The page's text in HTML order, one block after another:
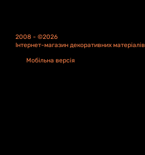
2008 - ©2026
Інтернет-магазин декоративних матеріалів
Мобільна версія